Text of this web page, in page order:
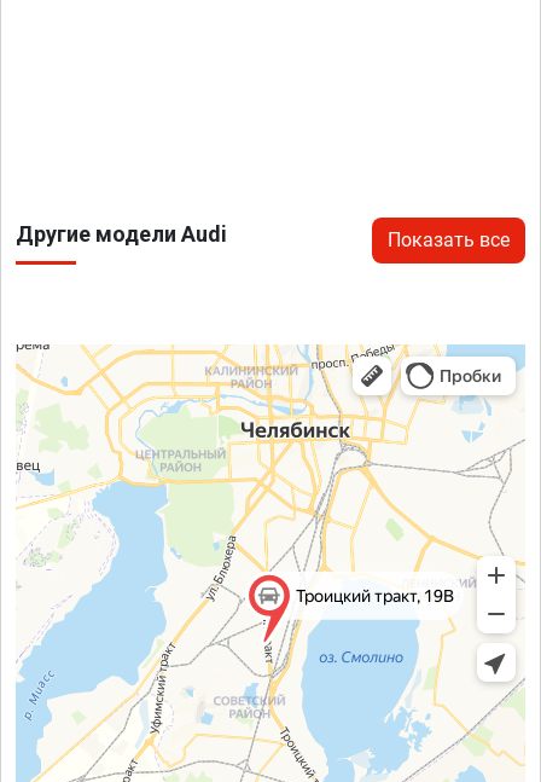
Другие модели Audi Показать все